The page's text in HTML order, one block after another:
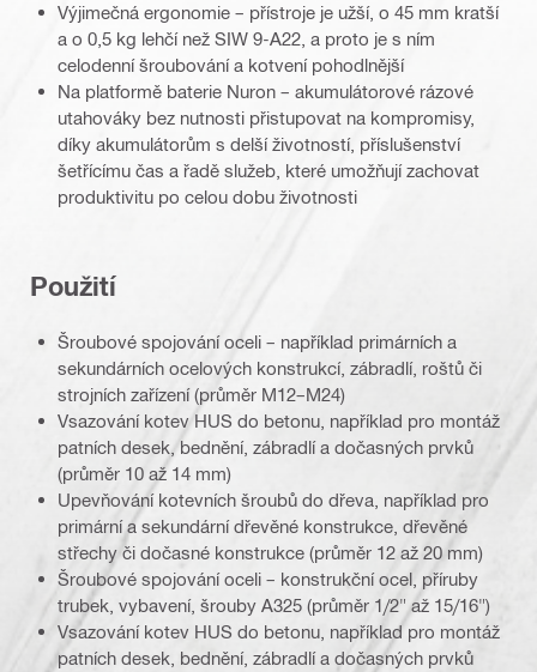
Výjimečná ergonomie – přístroje je užší, o 45 mm kratší
a o 0,5 kg lehčí než SIW 9-A22, a proto je s ním
celodenní šroubování a kotvení pohodlnější
Na platformě baterie Nuron – akumulátorové rázové
utahováky bez nutnosti přistupovat na kompromisy,
díky akumulátorům s delší životností, příslušenství
šetřícímu čas a řadě služeb, které umožňují zachovat
produktivitu po celou dobu životnosti
Použití
Šroubové spojování oceli – například primárních a
sekundárních ocelových konstrukcí, zábradlí, roštů či
strojních zařízení (průměr M12–M24)
Vsazování kotev HUS do betonu, například pro montáž
patních desek, bednění, zábradlí a dočasných prvků
(průměr 10 až 14 mm)
Upevňování kotevních šroubů do dřeva, například pro
primární a sekundární dřevěné konstrukce, dřevěné
střechy či dočasné konstrukce (průměr 12 až 20 mm)
Šroubové spojování oceli – konstrukční ocel, příruby
trubek, vybavení, šrouby A325 (průměr 1/2" až 15/16")
Vsazování kotev HUS do betonu, například pro montáž
patních desek, bednění, zábradlí a dočasných prvků